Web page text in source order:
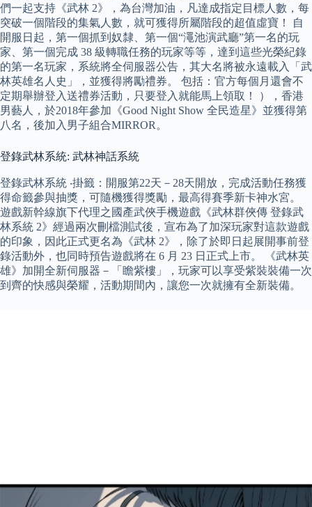
們一起支持《武林 2》，為台灣加油，凡達成指定目標人數，每
突破一個階段的集氣人數，就可獲得所屬階段的超值虛寶！ 自
開服日起，第一個抓到奴隸、第一個“澠池演武廳”第一名的玩
家、第一個完成 38 級轉職任務的玩家等等，達到這些光榮紀錄
的第一名玩家，系統將全伺服器公告，其大名將被永遠載入「武
林英雄名人史」，並獲得將勵禮券。 包括：官方每個月還會不
定期舉辦登入送禮券活動，只要登入就能馬上領取！ ），香港
男藝人，於2018年參加《Good Night Show 全民造星》並獲得第
八名，後加入男子組合MIRROR。
登錄武林系統: 武林神話系統
登錄武林系統 ‧掛籤：開服第22天－28天開放，完成活動任務獲
得命籤參與抽獎，可隨機獲得獎勵，最高得賽季新卡神水宮。
遊戲新幹線旗下代理之國產武俠手機遊戲《武林群俠傳 登錄武
林系統 2》經過兩次刪檔測試後，宣布為了加深玩家對這款遊戲
的印象，因此正式更名為《武林 2》，除了於即日起展開事前登
錄活動外，也同時預告遊戲將在 6 月 23 日正式上市。 《武林英
雄》加開全新伺服器－「瞻紫樓」，玩家可以享受紫裝裝備一次
到齊的快感與榮耀，活動期間內，讓您一次就擁有全新裝備。